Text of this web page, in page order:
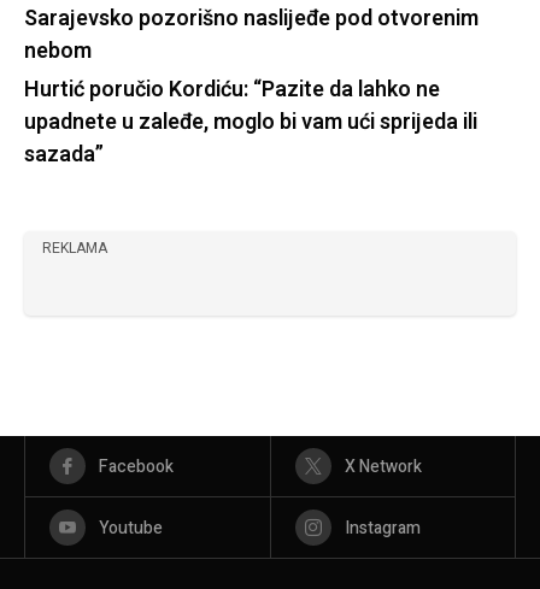
Sarajevsko pozorišno naslijeđe pod otvorenim
nebom
Hurtić poručio Kordiću: “Pazite da lahko ne
upadnete u zaleđe, moglo bi vam ući sprijeda ili
sazada”
REKLAMA
Facebook X Network
Youtube Instagram